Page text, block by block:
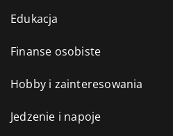
Edukacja
Finanse osobiste
Hobby i zainteresowania
Jedzenie i napoje